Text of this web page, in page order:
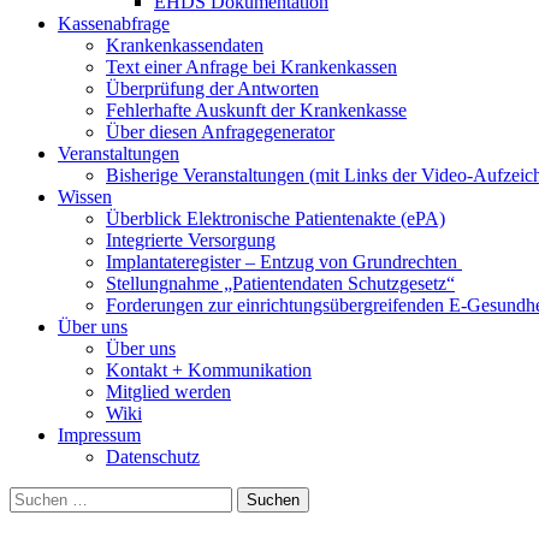
Kassenabfrage
Krankenkassendaten
Text einer Anfrage bei Krankenkassen
Überprüfung der Antworten
Fehlerhafte Auskunft der Krankenkasse
Über diesen Anfragegenerator
Veranstaltungen
Bisherige Veranstaltungen (mit Links der Video-
Wissen
Überblick Elektronische Patientenakte (ePA)
Integrierte Versorgung
Implantateregister – Entzug von Grundrechten
Stellungnahme „Patientendaten Schutzgesetz“
Forderungen zur einrichtungsübergreifenden E-
Über uns
Über uns
Kontakt + Kommunikation
Mitglied werden
Wiki
Impressum
Datenschutz
Suchen
nach: